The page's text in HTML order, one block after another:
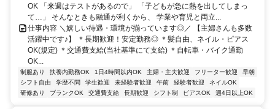
OK 「来週はテストがあるので」 「子どもが急に熱を出してしまっ
て…」 そんなときも融通が利くから、 学業や育児と両立...
仕事内容 ＼嬉しい待遇・環境が揃っています◎／ 【主婦さんも多数
活躍中です♪】 ＊長期歓迎！安定勤務◎ ＊髪自由、ネイル・ピアス
OK(規定) ＊交通費支給(当社基準にて支給) ＊自転車・バイク通勤
OK...
制服あり 扶養内勤務OK 1日4時間以内OK 主婦・主夫歓迎 フリーター歓迎
早朝
シフト自由
学歴不問 学生歓迎 未経験者歓迎 午前 経験者歓迎
ネイルOK
研修あり
ブランクOK 交通費支給 長期歓迎 シフト制 ピアスOK 週4日以上OK